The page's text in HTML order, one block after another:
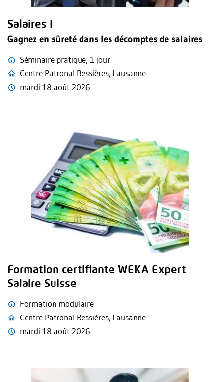
Salaires I
Gagnez en sûreté dans les décomptes de salaires
Séminaire pratique, 1 jour
Centre Patronal Bessières, Lausanne
mardi 18 août 2026
Formation certifiante WEKA Expert
Salaire Suisse
Formation modulaire
Centre Patronal Bessières, Lausanne
mardi 18 août 2026